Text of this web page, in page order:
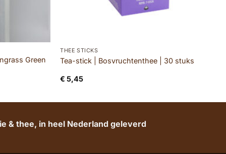
Green
THEE STICKS
Tea-stick | Bosvruchtenthee | 30 stuks
€ 5,45
& thee, in heel Nederland geleverd